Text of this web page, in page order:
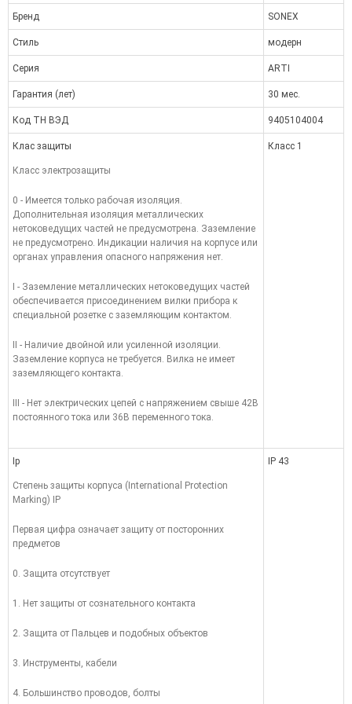
Бренд SONEX
Стиль модерн
Серия ARTI
Гарантия (лет) 30 мес.
Код ТН ВЭД 9405104004
Клас защиты
Класс электрозащиты
0 - Имеется только рабочая изоляция.
Дополнительная изоляция металлических
нетоковедущих частей не предусмотрена. Заземление
не предусмотрено. Индикации наличия на корпусе или
органах управления опасного напряжения нет.
I - Заземление металлических нетоковедущих частей
обеспечивается присоединением вилки прибора к
специальной розетке с заземляющим контактом.
II - Наличие двойной или усиленной изоляции.
Заземление корпуса не требуется. Вилка не имеет
заземляющего контакта.
III - Нет электрических цепей с напряжением свыше 42В
постоянного тока или 36В переменного тока.
Класс 1
Ip
Степень защиты корпуса (International Protection
Marking) IP
Первая цифра означает защиту от посторонних
предметов
0. Защита отсутствует
1. Нет защиты от сознательного контакта
2. Защита от Пальцев и подобных объектов
3. Инструменты, кабели
4. Большинство проводов, болты
IP 43